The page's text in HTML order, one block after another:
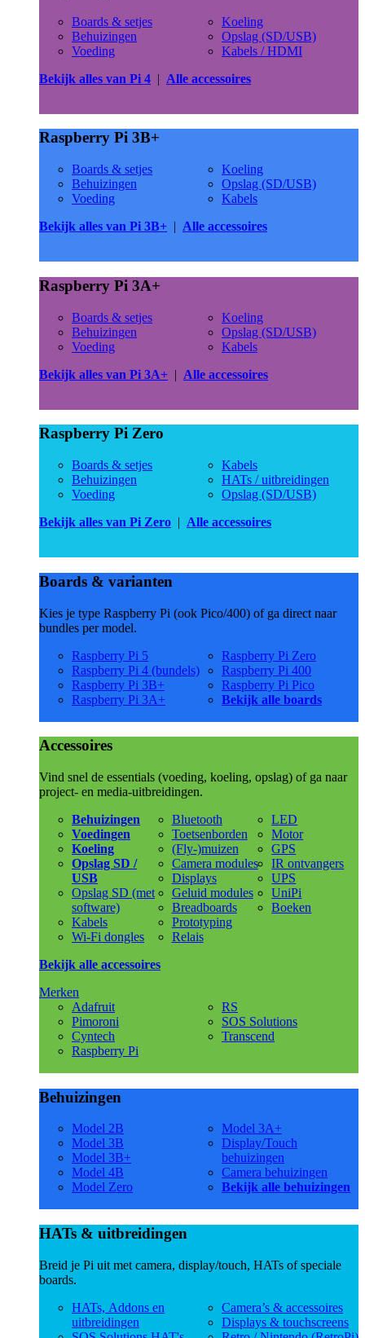
Boards & setjes
Behuizingen
Voeding
Koeling
Opslag (SD/USB)
Kabels / HDMI
Bekijk alles van Pi 4 | Alle accessoires
Raspberry Pi 3B+
Boards & setjes
Behuizingen
Voeding
Koeling
Opslag (SD/USB)
Kabels
Bekijk alles van Pi 3B+ | Alle accessoires
Raspberry Pi 3A+
Boards & setjes
Behuizingen
Voeding
Koeling
Opslag (SD/USB)
Kabels
Bekijk alles van Pi 3A+ | Alle accessoires
Raspberry Pi Zero
Boards & setjes
Behuizingen
Voeding
Kabels
HATs / uitbreidingen
Opslag (SD/USB)
Bekijk alles van Pi Zero | Alle accessoires
Boards & varianten
Kies je type Raspberry Pi (ook Pico/400) of ga direct naar
bundles per model.
Raspberry Pi 5
Raspberry Pi 4 (bundels)
Raspberry Pi 3B+
Raspberry Pi 3A+
Raspberry Pi Zero
Raspberry Pi 400
Raspberry Pi Pico
Bekijk alle boards
Accessoires
Vind snel de essentials (voeding, koeling, opslag) of ga naar
project- en media-uitbreidingen.
Behuizingen
Voedingen
Koeling
Opslag SD /
USB
Opslag SD (met
software)
Kabels
Wi-Fi dongles
Bluetooth
Toetsenborden
(Fly-)muizen
Camera modules
Displays
Geluid modules
Breadboards
Prototyping
Relais
LED
Motor
GPS
IR ontvangers
UPS
UniPi
Boeken
Bekijk alle accessoires
Merken
Adafruit
Pimoroni
Cyntech
Raspberry Pi
RS
SOS Solutions
Transcend
Behuizingen
Model 2B
Model 3B
Model 3B+
Model 4B
Model Zero
Model 3A+
Display/Touch
behuizingen
Camera behuizingen
Bekijk alle behuizingen
HATs & uitbreidingen
Breid je Pi uit met camera, display/touch, HATs of speciale
boards.
HATs, Addons en
uitbreidingen
Camera’s & accessoires
Displays & touchscreens